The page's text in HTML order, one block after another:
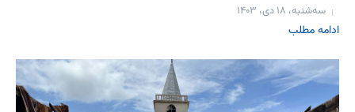
سه‌شنبه، ۱۸ دی، ۱۴۰۳
ادامه مطلب